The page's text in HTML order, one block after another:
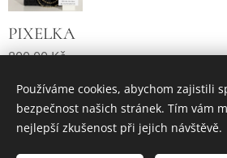
PIXELKA
800,00Kč
Používáme cookies, abychom zajistili
bezpečnost našich stránek. Tím vám
nejlepší zkušenost při jejich návštěvě.